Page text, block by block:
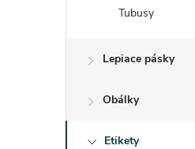
e
Tubusy
Lepiace pásky
Obálky
Etikety